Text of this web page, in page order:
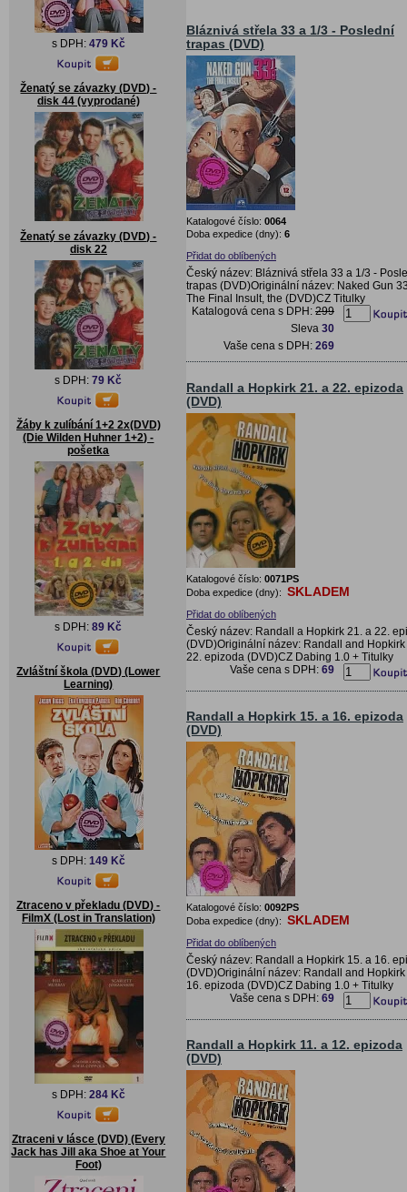
s DPH: 479 Kč
Ženatý se závazky (DVD) -
disk 44 (vyprodané)
Ženatý se závazky (DVD) -
disk 22
s DPH:79 Kč
Žáby k zulíbání 1+2 2x(DVD)
(Die Wilden Huhner 1+2) -
pošetka
s DPH:89 Kč
Zvláštní škola (DVD) (Lower
Learning)
s DPH: 149 Kč
Ztraceno v překladu (DVD) -
FilmX (Lost in Translation)
s DPH: 284 Kč
Ztraceni v lásce (DVD) (Every
Jack has Jill aka Shoe at Your
Foot)
Bláznivá střela 33 a 1/3 - Poslední
trapas (DVD)
Katalogové číslo: 0064
Doba expedice (dny): 6
Přidat do oblíbených
Český název: Bláznivá střela 33 a 1/3 -
trapas (DVD)Originální název: Naked Gun
The Final Insult, the (DVD)CZ Titulky
Katalogová cena s DPH: 299
Sleva 30
Vaše cena s DPH: 269
Randall a Hopkirk 21. a 22. epizoda
(DVD)
Katalogové číslo: 0071PS
Doba expedice (dny): SKLADEM
Přidat do oblíbených
Český název: Randall a Hopkirk 21. a 22.
(DVD)Originální název: Randall and Hopkirk
22. epizoda (DVD)CZ Dabing 1.0 + Titulky
Vaše cena s DPH: 69
Randall a Hopkirk 15. a 16. epizoda
(DVD)
Katalogové číslo: 0092PS
Doba expedice (dny): SKLADEM
Přidat do oblíbených
Český název: Randall a Hopkirk 15. a 16.
(DVD)Originální název: Randall and Hopkirk
16. epizoda (DVD)CZ Dabing 1.0 + Titulky
Vaše cena s DPH: 69
Randall a Hopkirk 11. a 12. epizoda
(DVD)